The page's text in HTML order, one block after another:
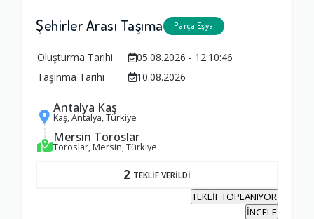
Şehirler Arası Taşıma Parça Eşya
Oluşturma Tarihi
05.08.2026 - 12:10:46
Taşınma Tarihi
10.08.2026
Antalya Kaş
Kaş, Antalya, Türkiye
Mersin Toroslar
Toroslar, Mersin, Türkiye
2 TEKLİF VERİLDİ
TEKLİF TOPLANIYOR
İNCELE
Ambalajlama Hizmeti
Firma ile İletişim
1.0